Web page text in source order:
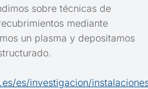
sobre técnicas de
mediante
un plasma y depositamos
es/investigacion/